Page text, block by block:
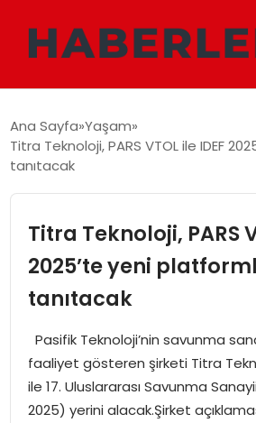
DÜNYA
TEKNOLOJI
EĞITIM
MAGAZIN
Ana Sayfa Yaşam
Titra Teknoloji, PARS VTOL ile IDEF
tanıtacak
Titra Teknoloji, PARS
2025’te yeni
tanıtacak
Pasifik Teknoloji’nin savunma
faaliyet gösteren şirketi Titra
ile 17. Uluslararası Savunma Sanayii
2025) yerini alacak.Şirket